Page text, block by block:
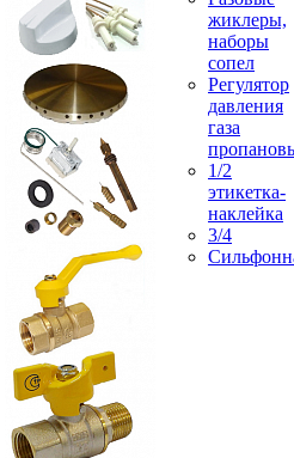
жиклеры,
наборы
сопел
Регулятор
давления
газа
1/2
этикетка-
наклейка
3/4